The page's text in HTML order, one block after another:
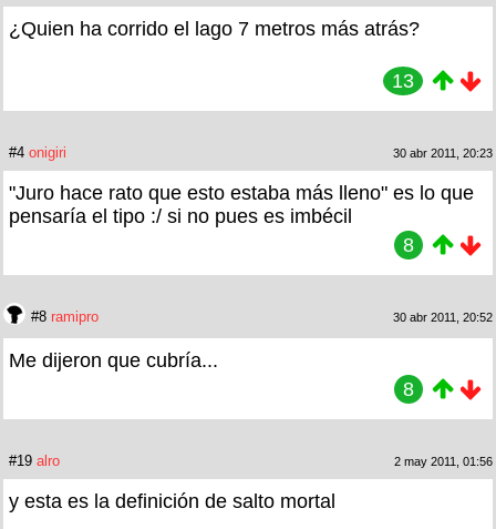
¿Quien ha corrido el lago 7 metros más atrás?
13
#4 onigiri 30 abr 2011, 20:23
"Juro hace rato que esto estaba más lleno" es lo que
pensaría el tipo :/ si no pues es imbécil
8
#8 ramipro 30 abr 2011, 20:52
Me dijeron que cubría...
8
#19 alro 2 may 2011, 01:56
y esta es la definición de salto mortal